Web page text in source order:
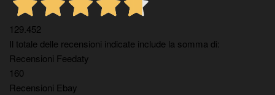
129.452
Il totale delle recensioni indicate include la somma di:
Recensioni Feedaty
160
Recensioni Ebay